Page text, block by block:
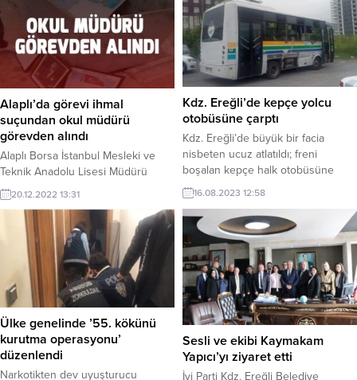
Alaplı’da görevi ihmal
suçundan okul müdürü
görevden alındı
Alaplı Borsa İstanbul Mesleki ve
Teknik Anadolu Lisesi Müdürü
Ertuğrul Yalınbaş Milli Eğitim
Bakanlığı tarafından ‘görevi
ihmal’den okul müdürlüğünden
alınarak Ereğli Mesleki Eğitim
Merkezine öğretmen olarak verildi.
20.12.2022 13:31
Kdz. Ereğli’de kepçe yolcu
otobüsüne çarptı
Kdz. Ereğli’de büyük bir facia
nisbeten ucuz atlatıldı; freni
boşalan kepçe halk otobüsüne
çarptı…
16.08.2023 12:58
Ülke genelinde ’55. kökünü
kurutma operasyonu’
düzenlendi
Narkotikten dev uyuşturucu
Sesli ve ekibi Kaymakam
Yapıcı’yı ziyaret etti
İyi Parti Kdz. Ereğli Belediye